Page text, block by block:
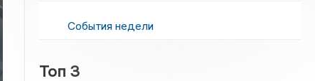
События недели
Топ 3